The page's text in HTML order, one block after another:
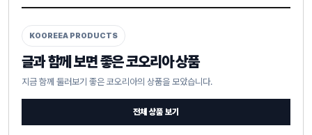
KOOREEA PRODUCTS
글과 함께 보면 좋은 코오리아 상품
지금 함께 둘러보기 좋은 코오리아의 상품을 모았습니다.
전체 상품 보기